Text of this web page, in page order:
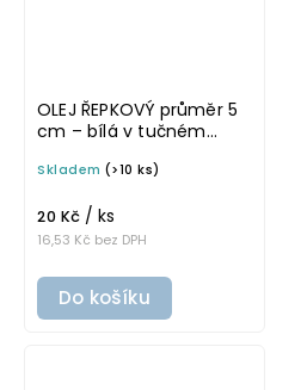
OLEJ ŘEPKOVÝ průměr 5
cm – bílá v tučném
samolepka na
Skladem (>10 ks)
16,53 Kč bez DPH
20 Kč / ks
Do košíku